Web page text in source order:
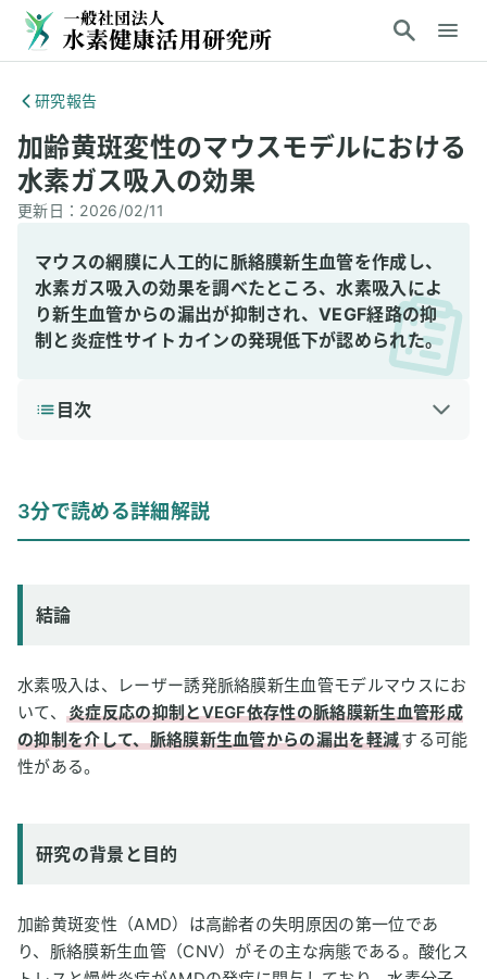
研究報告
加齢黄斑変性のマウスモデルにおける
水素ガス吸入の効果
更新日： 2026/02/11
マウスの網膜に人工的に脈絡膜新生血管を作成し、
水素ガス吸入の効果を調べたところ、水素吸入によ
り新生血管からの漏出が抑制され、VEGF経路の抑
制と炎症性サイトカインの発現低下が認められた。
目次
3分で読める詳細解説
結論
水素吸入は、レーザー誘発脈絡膜新生血管モデルマウスにお
いて、
炎症反応の抑制とVEGF依存性の脈絡膜新生血管形成
の抑制を介して、脈絡膜新生血管からの漏出を軽減する可能
性がある。
研究の背景と目的
加齢黄斑変性（AMD）は高齢者の失明原因の第一位であ
り、脈絡膜新生血管（CNV）がその主な病態である。酸化ス